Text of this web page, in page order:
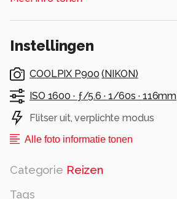
Instellingen
COOLPIX P900 (NIKON)
ISO 1600 · ƒ/5.6 · 1/60s · 116mm
Flitser uit, verplichte modus
Alle foto informatie tonen
Categorie Reizen
Tags